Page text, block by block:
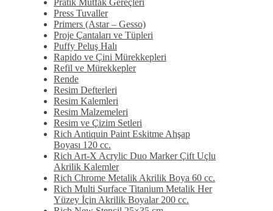
Press Tuvaller
Primers (Astar – Gesso)
Proje Çantaları ve Tüpleri
Puffy Peluş Halı
Rapido ve Çini Mürekkepleri
Refil ve Mürekkepler
Rende
Resim Defterleri
Resim Kalemleri
Resim Malzemeleri
Resim ve Çizim Setleri
Rich Antiquin Paint Eskitme Ahşap
Boyası 120 cc.
Rich Art-X Acrylic Duo Marker Çift Uçlu
Akrilik Kalemler
Rich Chrome Metalik Akrilik Boya 60 cc.
Rich Multi Surface Titanium Metalik Her
Yüzey İçin Akrilik Boyalar 200 cc.